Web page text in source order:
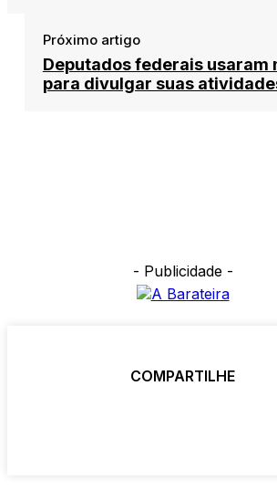
Próximo artigo
Deputados federais usaram
para divulgar suas
- Publicidade -
COMPARTILHE